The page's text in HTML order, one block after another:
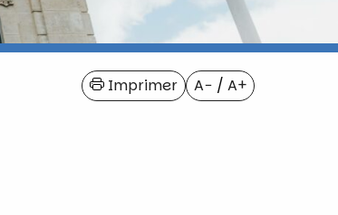
A− / A+
Imprimer